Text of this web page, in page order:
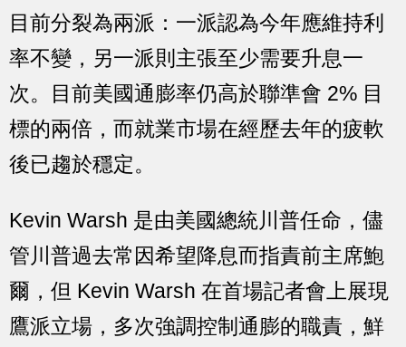
目前分裂為兩派：一派認為今年應維持利
率不變，另一派則主張至少需要升息一
次。目前美國通膨率仍高於聯準會 2% 目
標的兩倍，而就業市場在經歷去年的疲軟
後已趨於穩定。
Kevin Warsh 是由美國總統川普任命，儘
管川普過去常因希望降息而指責前主席鮑
爾，但 Kevin Warsh 在首場記者會上展現
鷹派立場，多次強調控制通膨的職責，鮮